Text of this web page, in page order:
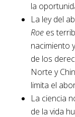
la
La ley del
Roees
nacimiento
de los
Norte y
limita el
La ciencia
de la vida